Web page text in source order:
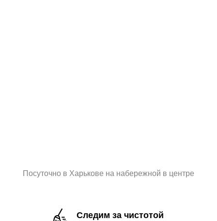
Посуточно в Харькове на набережной в центре
Следим за чистотой